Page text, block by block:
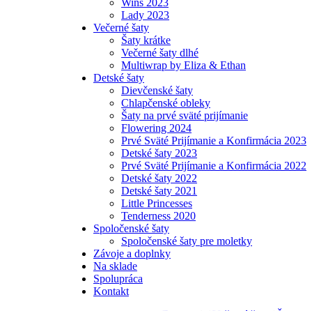
Wins 2023
Lady 2023
Večerné šaty
Šaty krátke
Večerné šaty dlhé
Multiwrap by Eliza & Ethan
Detské šaty
Dievčenské šaty
Chlapčenské obleky
Šaty na prvé sväté prijímanie
Flowering 2024
Prvé Sväté Prijímanie a Konfirmácia 2023
Detské šaty 2023
Prvé Sväté Prijímanie a Konfirmácia 2022
Detské šaty 2022
Detské šaty 2021
Little Princesses
Tenderness 2020
Spoločenské šaty
Spoločenské šaty pre moletky
Závoje a doplnky
Na sklade
Spolupráca
Kontakt